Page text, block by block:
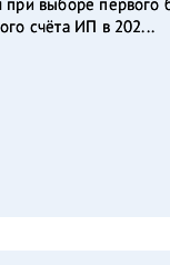
счёта ИП в 202...